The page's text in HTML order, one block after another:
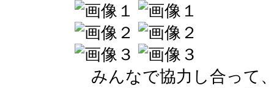
みんなで協力し合って